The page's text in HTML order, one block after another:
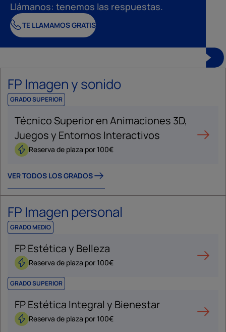
Llámanos: tenemos las respuestas.
TE LLAMAMOS GRATIS
FP Imagen y sonido
GRADO SUPERIOR
Técnico Superior en Animaciones 3D,
Juegos y Entornos Interactivos
Reserva de plaza por 100€
VER TODOS LOS GRADOS
FP Imagen personal
GRADO MEDIO
FP Estética y Belleza
Reserva de plaza por 100€
GRADO SUPERIOR
FP Estética Integral y Bienestar
Reserva de plaza por 100€